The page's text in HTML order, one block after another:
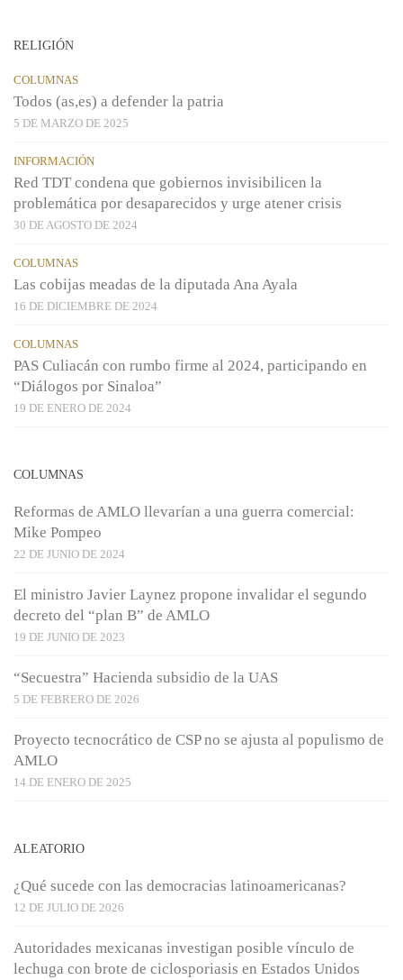
RELIGIÓN
COLUMNAS
Todos (as,es) a defender la patria
5 DE MARZO DE 2025
INFORMACIÓN
Red TDT condena que gobiernos invisibilicen la
problemática por desaparecidos y urge atener crisis
30 DE AGOSTO DE 2024
COLUMNAS
Las cobijas meadas de la diputada Ana Ayala
16 DE DICIEMBRE DE 2024
COLUMNAS
PAS Culiacán con rumbo firme al 2024, participando en
“Diálogos por Sinaloa”
19 DE ENERO DE 2024
COLUMNAS
Reformas de AMLO llevarían a una guerra comercial:
Mike Pompeo
22 DE JUNIO DE 2024
El ministro Javier Laynez propone invalidar el segundo
decreto del “plan B” de AMLO
19 DE JUNIO DE 2023
“Secuestra” Hacienda subsidio de la UAS
5 DE FEBRERO DE 2026
Proyecto tecnocrático de CSP no se ajusta al populismo de
AMLO
14 DE ENERO DE 2025
ALEATORIO
¿Qué sucede con las democracias latinoamericanas?
12 DE JULIO DE 2026
Autoridades mexicanas investigan posible vínculo de
lechuga con brote de ciclosporiasis en Estados Unidos